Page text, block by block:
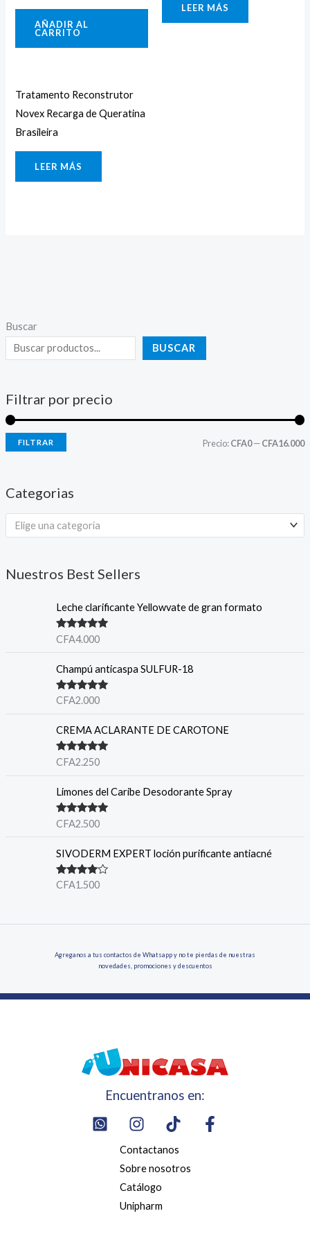
Buscar
BUSCAR
Filtrar por precio
FILTRAR Precio:CFA0—CFA16.000
Categorias
Elige una categoría
Nuestros Best Sellers
Leche clarificante Yellowvate de gran formato
Valorado en
CFA4.000
Champú anticaspa SULFUR-18
Valorado en
CFA2.000
CREMA ACLARANTE DE CAROTONE
Valorado en
CFA2.250
Limones del Caribe Desodorante Spray
Valorado en
CFA2.500
SIVODERM EXPERT loción purificante antiacné
Valorado
CFA1.500
AÑADIR AL
CARRITO
LEER MÁS
Tratamento Reconstrutor
Novex Recarga de Queratina
Brasileira
LEER MÁS
Agreganos a tus contactos de Whatsapp y no te pierdas de nuestras
novedades, promociones y descuentos
Encuentranos en:
Contactanos
Sobre nosotros
Catálogo
Unipharm